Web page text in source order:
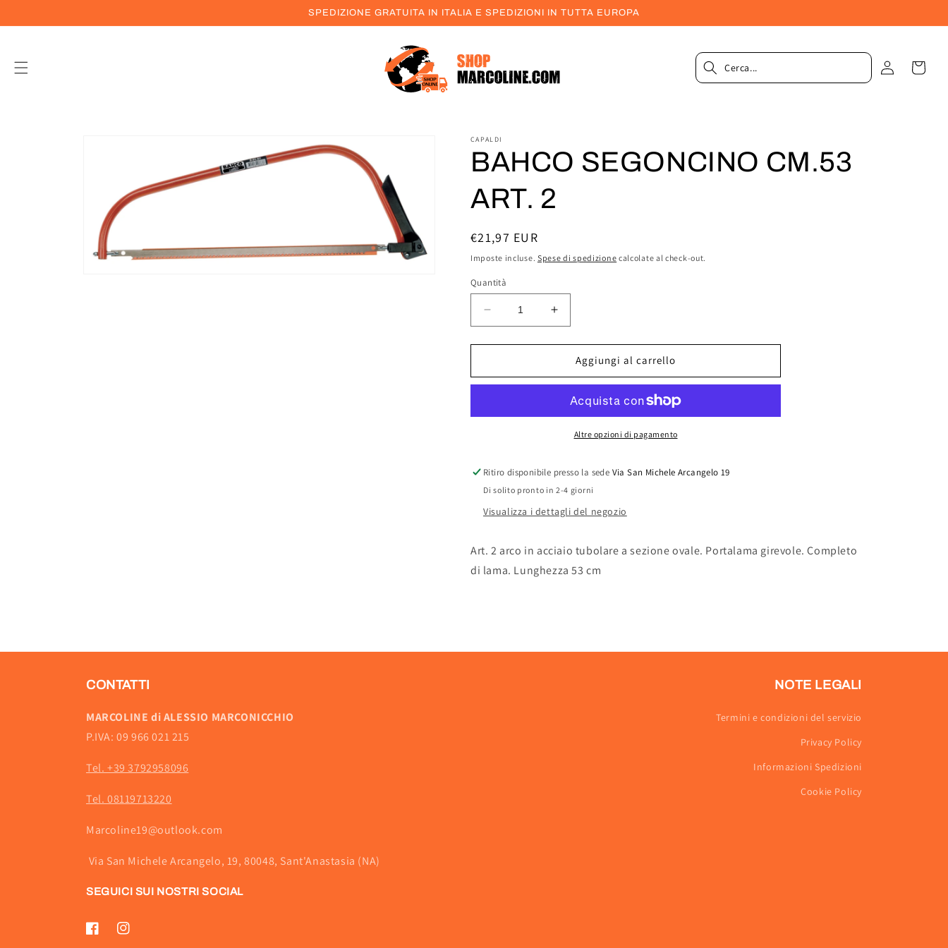
ai contenuti
SPEDIZIONE GRATUITA IN ITALIA E SPEDIZIONI IN TUTTA EUROPA
Accedi
CAPALDI
BAHCO SEGONCINO CM.53
ART. 2
Prezzo
di
listino
€21,97 EUR
Imposte incluse. Spese di spedizione calcolate al check-out.
Quantità
Diminuisci
quantità
per
SEGONCINO
2
Aumenta
quantità
per
BAHCO
SEGONCINO
ART.
2
Aggiungi al carrello
Altre opzioni di pagamento
Ritiro disponibile presso la sede Via San Michele Arcangelo 19
Di solito pronto in 2-4 giorni
Visualizza i dettagli del negozio
Art. 2 arco in acciaio tubolare a sezione ovale. Portalama girevole. Completo
di lama. Lunghezza 53 cm
CONTATTI
MARCOLINE di ALESSIO MARCONICCHIO
P.IVA: 09 966 021 215
Tel. +39 3792958096
Tel. 08119713220
Marcoline19@outlook.com
Via San Michele Arcangelo, 19, 80048, Sant'Anastasia (NA)
SEGUICI SUI NOSTRI SOCIAL
FacebookInstagram
NOTE LEGALI
Termini e condizioni del servizio
Privacy Policy
Informazioni Spedizioni
Cookie Policy